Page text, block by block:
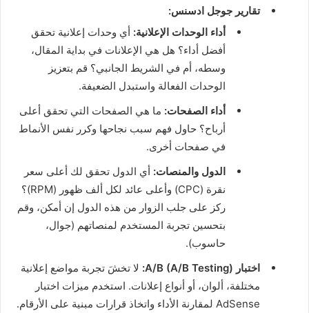
تقارير جوجل ادسنس:
أداء الوحدات الإعلانية: أي وحدات إعلانية تحقق
أفضل أداء؟ هل هي الإعلانات في بداية المقال،
وسطه، أم في الشريط الجانبي؟ قم بتعزيز
الوحدات الفعالة واستبدل الضعيفة.
أداء الصفحات: ما هي الصفحات التي تحقق أعلى
أرباح؟ حاول فهم سبب نجاحها وكرر نفس الأنماط
في صفحات أخرى.
الدول والمنصات: أي الدول تحقق لك أعلى سعر
نقرة (CPC) وأعلى عائد لكل ألف ظهور (RPM)؟
ركز على جلب الزوار من هذه الدول إن أمكن، وقم
بتحسين تجربة المستخدم لمنصاتهم (جوال،
حاسوب).
اختبار A/B (A/B Testing):
لا تخشَ تجربة مواضع إعلانية
مختلفة، ألوان، أو أنواع إعلانات. استخدم ميزات اختبار
AdSense لمقارنة الأداء واتخاذ قرارات مبنية على الأرقام.